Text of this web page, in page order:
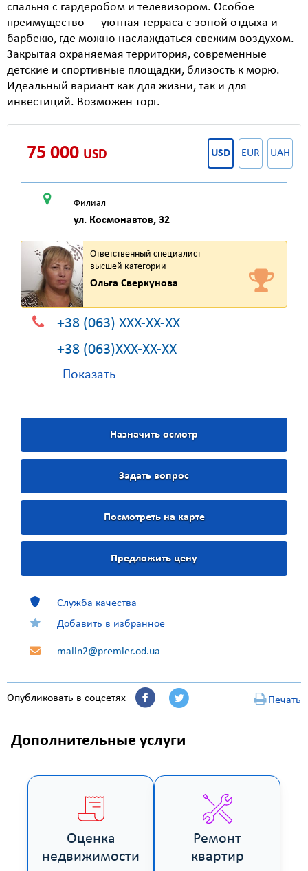
спальня с гардеробом и телевизором. Особое
преимущество — уютная терраса с зоной отдыха и
барбекю, где можно наслаждаться свежим воздухом.
Закрытая охраняемая территория, современные
детские и спортивные площадки, близость к морю.
Идеальный вариант как для жизни, так и для
инвестиций. Возможен торг.
75 000 USD USD EUR UAH
Филиал
ул. Космонавтов, 32
Ответственный специалист
высшей категории
Ольга Сверкунова
+38 (063) XXX-XX-XX
+38 (063)XXX-XX-XX
Показать
Назначить осмотр
Задать вопрос
Посмотреть на карте
Предложить цену
Служба качества
Добавить в избранное
malin2@premier.od.ua
Опубликовать в соцсетях Печать
Дополнительные услуги
Оценка
недвижимости
Ремонт
квартир